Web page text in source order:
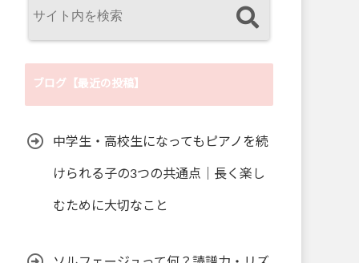
ブログ【最近の投稿】
中学生・高校生になってもピアノを続
けられる子の3つの共通点｜長く楽し
むために大切なこと